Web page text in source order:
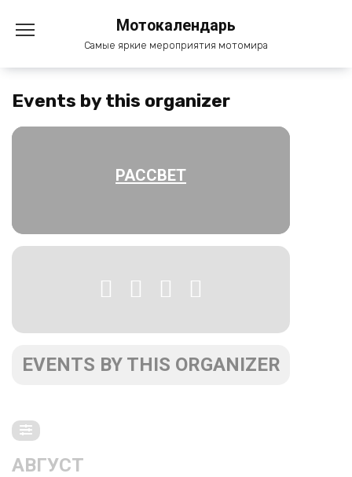
содержанию
Мотокалендарь
Самые яркие мероприятия мотомира
Events by this organizer
РАССВЕТ
EVENTS BY THIS ORGANIZER
АВГУСТ